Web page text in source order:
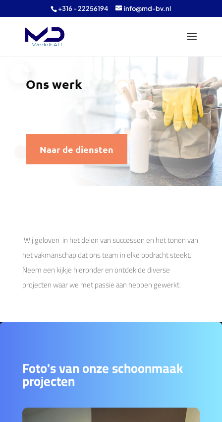
+316 - 22256194 info@md-bv.nl
Ons werk
Naar de diensten
Wij geloven in het delen van successen en het tonen van
het vakmanschap dat ons team in elke opdracht steekt.
Neem een kijkje hieronder en ontdek de diverse
projecten waar we met passie aan hebben gewerkt.
Foto's van onze schoonmaak
projecten